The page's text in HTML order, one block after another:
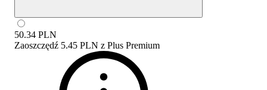
50.34 PLN
Zaoszczędź 5.45 PLN z Plus Premium